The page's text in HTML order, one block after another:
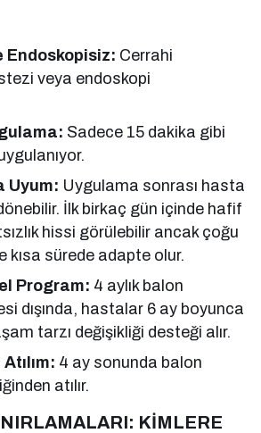
Endoskopisiz: Cerrahi
veya endoskopi
Sadece 15 dakika gibi
Uyum: Uygulama sonrası hasta
İlk birkaç gün içinde hafif
hissi görülebilir ancak çoğu
kısa sürede adapte olur.
Program: 4 aylık balon
dışında, hastalar 6 ay boyunca
tarzı değişikliği desteği alır.
4 ay sonunda balon
atılır.
KİMLERE